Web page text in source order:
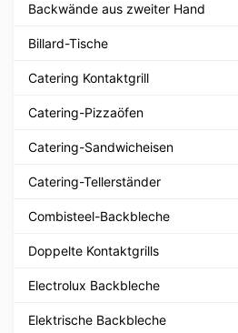
Backwände aus zweiter Hand
Billard-Tische
Catering Kontaktgrill
Catering-Pizzaöfen
Catering-Sandwicheisen
Catering-Tellerständer
Combisteel-Backbleche
Doppelte Kontaktgrills
Electrolux Backbleche
Elektrische Backbleche